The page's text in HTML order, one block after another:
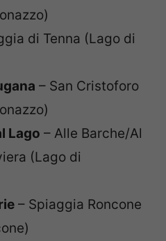
di Tenna (Lago di
– San Cristoforo
Lago – Alle Barche/Al
(Lago di
– Spiaggia Roncone